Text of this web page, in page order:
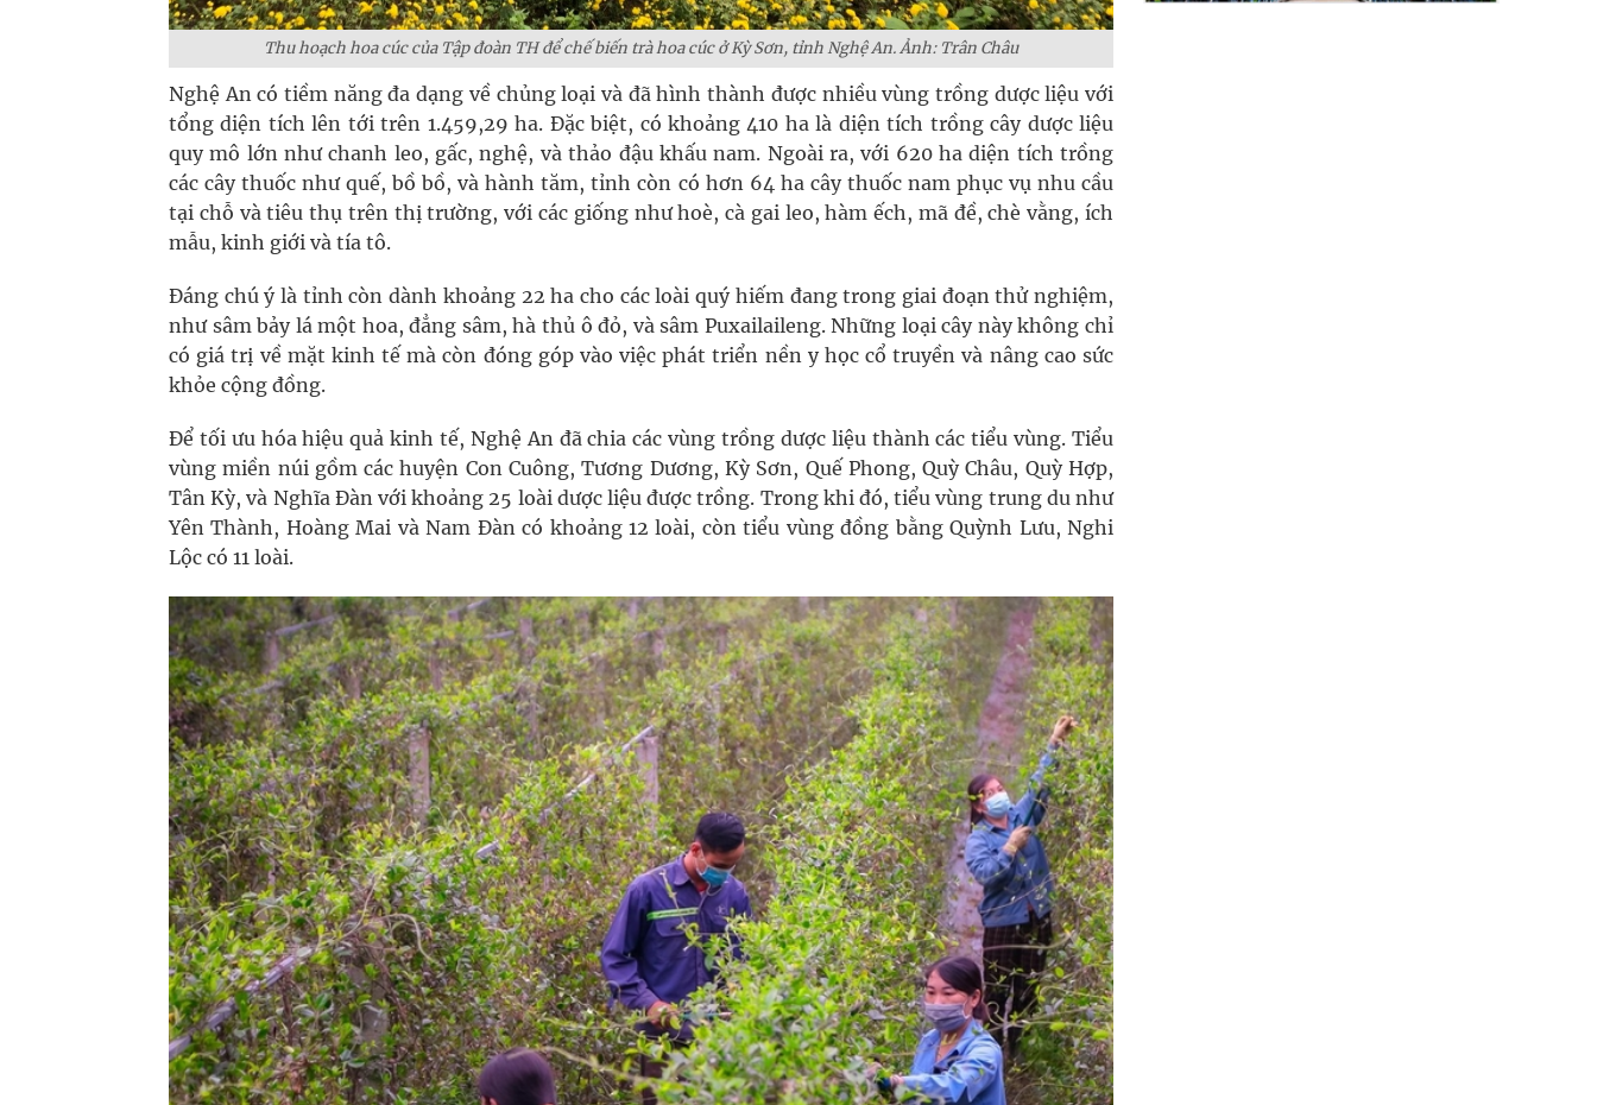
Thu hoạch hoa cúc của Tập đoàn TH để chế biến trà hoa cúc ở Kỳ Sơn, tỉnh Nghệ An. Ảnh: Trân Châu
Nghệ An có tiềm năng đa dạng về chủng loại và đã hình thành được nhiều vùng trồng dược liệu với
tổng diện tích lên tới trên 1.459,29 ha. Đặc biệt, có khoảng 410 ha là diện tích trồng cây dược liệu
quy mô lớn như chanh leo, gấc, nghệ, và thảo đậu khấu nam. Ngoài ra, với 620 ha diện tích trồng
các cây thuốc như quế, bồ bồ, và hành tăm, tỉnh còn có hơn 64 ha cây thuốc nam phục vụ nhu cầu
tại chỗ và tiêu thụ trên thị trường, với các giống như hoè, cà gai leo, hàm ếch, mã đề, chè vằng, ích
mẫu, kinh giới và tía tô.
Đáng chú ý là tỉnh còn dành khoảng 22 ha cho các loài quý hiếm đang trong giai đoạn thử nghiệm,
như sâm bảy lá một hoa, đẳng sâm, hà thủ ô đỏ, và sâm Puxailaileng. Những loại cây này không chỉ
có giá trị về mặt kinh tế mà còn đóng góp vào việc phát triển nền y học cổ truyền và nâng cao sức
khỏe cộng đồng.
Để tối ưu hóa hiệu quả kinh tế, Nghệ An đã chia các vùng trồng dược liệu thành các tiểu vùng. Tiểu
vùng miền núi gồm các huyện Con Cuông, Tương Dương, Kỳ Sơn, Quế Phong, Quỳ Châu, Quỳ Hợp,
Tân Kỳ, và Nghĩa Đàn với khoảng 25 loài dược liệu được trồng. Trong khi đó, tiểu vùng trung du như
Yên Thành, Hoàng Mai và Nam Đàn có khoảng 12 loài, còn tiểu vùng đồng bằng Quỳnh Lưu, Nghi
Lộc có 11 loài.